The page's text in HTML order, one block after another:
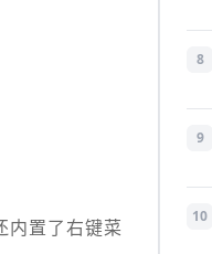
内置了右键菜
8
9
10